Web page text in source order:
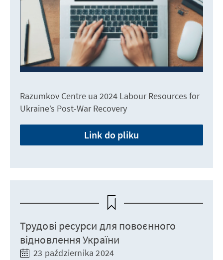
Razumkov Centre ua 2024 Labour Resources for
Ukraine’s Post-War Recovery
Link do pliku
Трудові ресурси для повоєнного
відновлення України
23 października 2024